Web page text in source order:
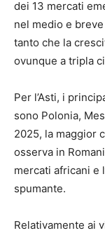
dei 13 mercati
nel medio e
tanto che la
ovunque a tripla
Per l’Asti, i
sono Polonia,
2025, la maggior
osserva in
mercati africani e
spumante.
Relativamente ai